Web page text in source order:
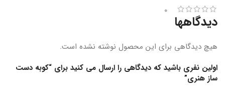
0
دیدگاهها
هیچ دیدگاهی برای این محصول نوشته نشده است.
اولین نفری باشید که دیدگاهی را ارسال می کنید برای “کوبه دست
ساز هنری”